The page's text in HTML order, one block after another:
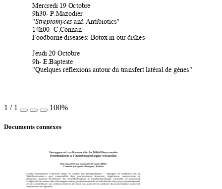
Mercredi 19 Octobre
9h30- P.Mazodier
"Streptomyces and Antibiotics"
14h00- C.Connan
Foodborne diseases: Botox in our dishes
Jeudi 20 Octobre
9h- E.Bapteste
"Quelques réflexions autour du transfert latéral de gènes"
1 / 1 100%
Documents connexes